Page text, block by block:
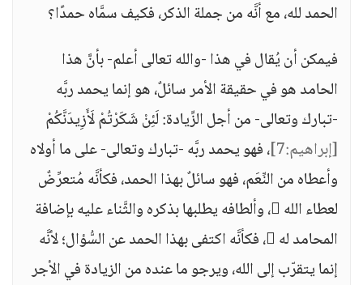
الحمد لله، مع أنَّه من جملة الذكر، فكيف سمَّاه حمدًا؟
فيمكن أن يُقال في هذا -والله تعالى أعلم- بأنَّ هذا
الحامد هو في حقيقة الأمر سائلٌ، هو إنما يحمد ربَّه
-تبارك وتعالى- من أجل الزِّيادة: لَئِنْ شَكَرْتُمْ لَأَزِيدَنَّكُمْ
[إبراهيم:7] ، فهو يحمد ربَّه -تبارك وتعالى- على ما أولاه
وأعطاه من النِّعَم، فهو سائلٌ بهذا الحمد، فكأنَّه مُتعرِّضٌ
لعطاء الله ، وألطافه يطلبها بذكره والثَّناء عليه بإضافة
المحامد له ، فكأنَّه اكتفى بهذا الحمد عن السُّؤال؛ لأنَّه
إنما يتقرّب إلى الله، ويرجو ما عنده من الزيادة في الأجر